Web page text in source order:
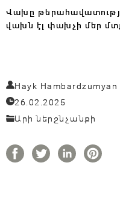
Վախը
վախն էլ փախչի մեր
Hayk Hambardzumyan
26.02.2025
Արի ներշնչանքի